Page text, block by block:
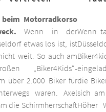
Motorradkorso
Wenn in der
etwas los ist, ist
weit. So auch am
„Biker4Kids“-
über 2.000 Biker für
waren. Axel
die Schirmherrschaft
Wenn
die
sich
Höher